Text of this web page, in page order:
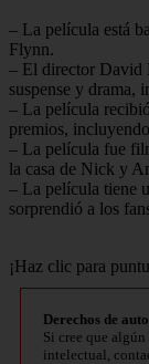
– La película está
Flynn.
– El director David
suspense y drama,
– La película
premios,
– La película fue
la casa de Nick y
– La película tiene
sorprendió a los
¡Haz clic para
Derechos de
Si cree que
intelectual,